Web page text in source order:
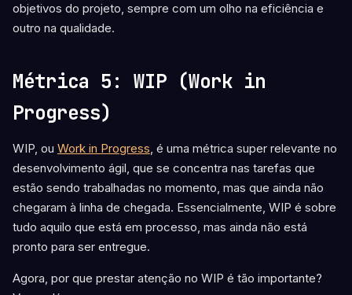
objetivos do projeto, sempre com um olho na eficiência e
outro na qualidade.
Métrica 5: WIP (Work in
Progress)
WIP, ou Work in Progress, é uma métrica super relevante no
desenvolvimento ágil, que se concentra nas tarefas que
estão sendo trabalhadas no momento, mas que ainda não
chegaram à linha de chegada. Essencialmente, WIP é sobre
tudo aquilo que está em processo, mas ainda não está
pronto para ser entregue.
Agora, por que prestar atenção no WIP é tão importante?